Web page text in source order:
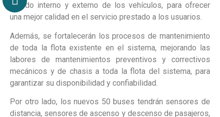
estado interno y externo de los vehículos, para ofrecer
una mejor calidad en el servicio prestado a los usuarios.
Además, se fortalecerán los procesos de mantenimiento
de toda la flota existente en el sistema, mejorando las
labores de mantenimientos preventivos y correctivos
mecánicos y de chasis a toda la flota del sistema, para
garantizar su disponibilidad y confiabilidad.
Por otro lado, los nuevos 50 buses tendrán sensores de
distancia, sensores de ascenso y descenso de pasajeros,